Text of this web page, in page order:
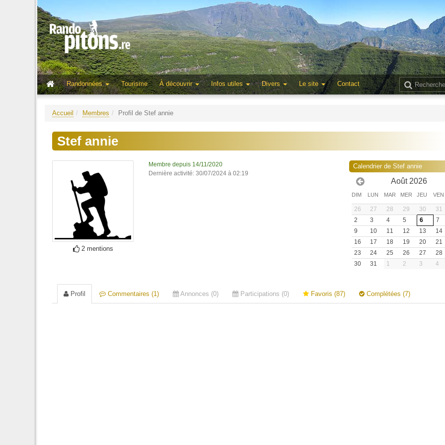
Randonnées
Tourisme À découvrir Infos utiles Divers Le site Contact
Accueil Membres Profil de Stef annie
Stef annie
2 mentions
Membre depuis 14/11/2020
Dernière activité: 30/07/2024 à 02:19
Calendrier de Stef annie
Août 2026
DIM LUN MAR MER JEU VEN
26 27 28 29 30 31
2
3 4 5 6 7
9
10 11 12 13 14
16
17 18 19 20 21
23
24 25 26 27 28
30
31 1 2 3 4
Profil Commentaires (1) Annonces (0) Participations (0) Favoris (87) Complétées (7)